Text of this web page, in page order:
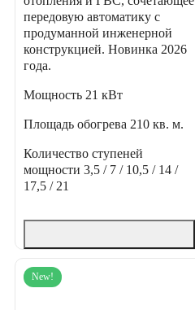
передовую автоматику с
продуманной инженерной
конструкцией. Новинка 2026
года.
Мощность 21 кВт
Площадь обогрева 210 кв. м.
Количество ступеней
мощности 3,5 / 7 / 10,5 / 14 /
17,5 / 21
New!